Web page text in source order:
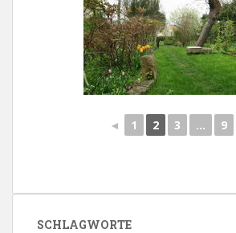
◄ 1 2 3 ... 9
SCHLAGWORTE